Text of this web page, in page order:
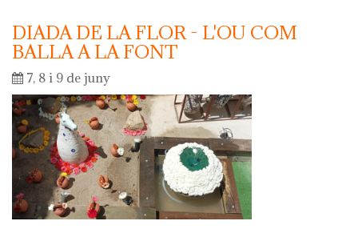
DIADA DE LA FLOR - L'OU COM
BALLA A LA FONT
7, 8 i 9 de juny